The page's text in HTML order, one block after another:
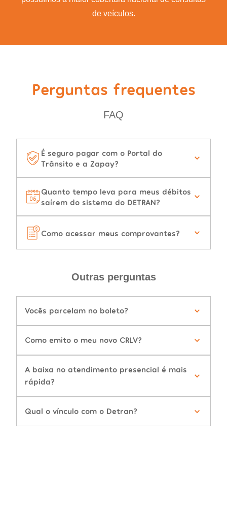
de veículos.
Perguntas frequentes
FAQ
É seguro pagar com o Portal do
Trânsito e a Zapay?
Quanto tempo leva para meus débitos
saírem do sistema do DETRAN?
Como acessar meus comprovantes?
Outras perguntas
Vocês parcelam no boleto?
Como emito o meu novo CRLV?
A baixa no atendimento presencial é mais
rápida?
Qual o vínculo com o Detran?